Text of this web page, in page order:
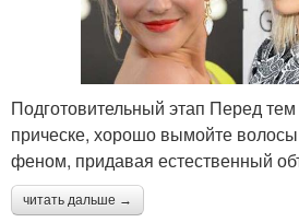
Подготовительный этап Перед тем
прическе, хорошо вымойте
феном, придавая естественный
читать дальше →